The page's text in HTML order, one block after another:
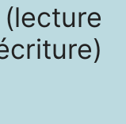
(lecture